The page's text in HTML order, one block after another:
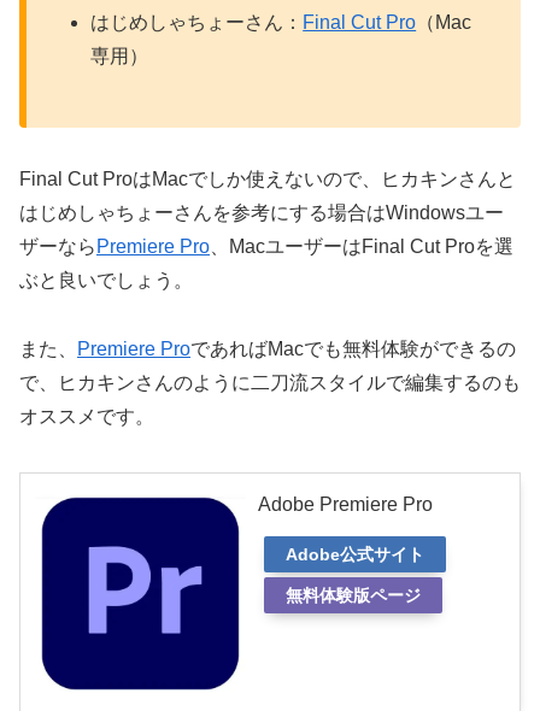
はじめしゃちょーさん： Final Cut Pro （Mac
専用）
Final Cut ProはMacでしか使えないので、ヒカキンさんと
はじめしゃちょーさんを参考にする場合はWindowsユー
ザーなら Premiere Pro 、MacユーザーはFinal Cut Proを選
ぶと良いでしょう。
また、 Premiere ProであればMacでも無料体験ができるの
で、ヒカキンさんのように二刀流スタイルで編集するのも
オススメです。
Adobe Premiere Pro
Adobe公式サイト
無料体験版ページ